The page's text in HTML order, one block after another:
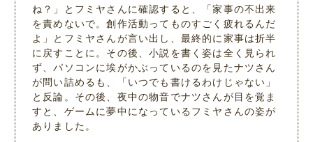
ね？」とフミヤさんに確認すると、「家事の不出来
を責めないで。創作活動ってものすごく疲れるんだ
よ」とフミヤさんが言い出し、最終的に家事は折半
に戻すことに。その後、小説を書く姿は全く見られ
ず、パソコンに埃がかぶっているのを見たナツさん
が問い詰めるも、「いつでも書けるわけじゃない」
と反論。その後、夜中の物音でナツさんが目を覚ま
すと、ゲームに夢中になっているフミヤさんの姿が
ありました。